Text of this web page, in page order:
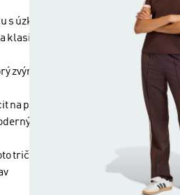
s úzkym strihom a 3 prúžkami.
a spája dedičstvo adidas s
zvýrazní tvoju siluetu a zároveň
pokožke, vďaka čomu je toto
nádych. Skvele sa kombinuje
tričko je tvojou spoľahlivou voľbou